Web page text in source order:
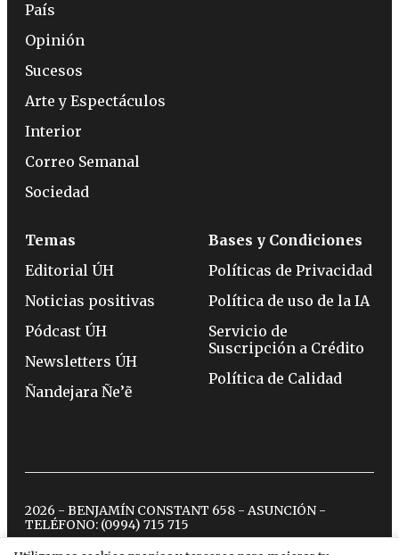
País
Opinión
Sucesos
Arte y Espectáculos
Interior
Correo Semanal
Sociedad
Temas
Editorial ÚH
Noticias positivas
Pódcast ÚH
Newsletters ÚH
Ñandejara Ñe’ẽ
Bases y Condiciones
Políticas de Privacidad
Política de uso de la IA
Servicio de
Suscripción a Crédito
Política de Calidad
2026 - BENJAMÍN CONSTANT 658 - ASUNCIÓN -
TELÉFONO: (0994) 715 715